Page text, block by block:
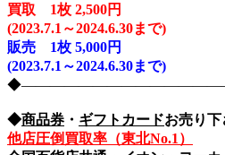
買取 1枚 2,500円
(2023.7.1～2024.6.30まで)
販売
1枚 5,000円
(2023.7.1～2024.6.30まで)
◆商品券 ・ ギフトカードお売り下
他店圧倒買取率（東北No.1）